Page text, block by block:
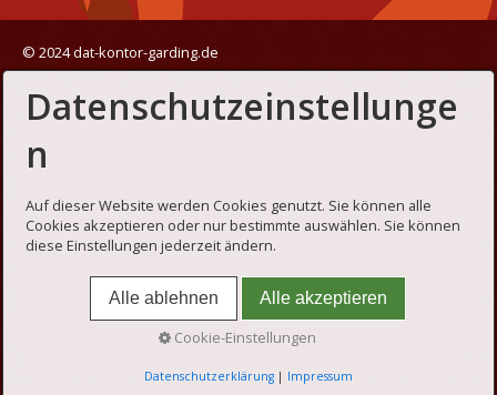
© 2024 dat-kontor-garding.de
Datenschutzeinstellunge
n
Auf dieser Website werden Cookies genutzt. Sie können alle
Cookies akzeptieren oder nur bestimmte auswählen. Sie können
diese Einstellungen jederzeit ändern.
Alle ablehnen Alle akzeptieren
Cookie-Einstellungen
Datenschutzerklärung| Impressum